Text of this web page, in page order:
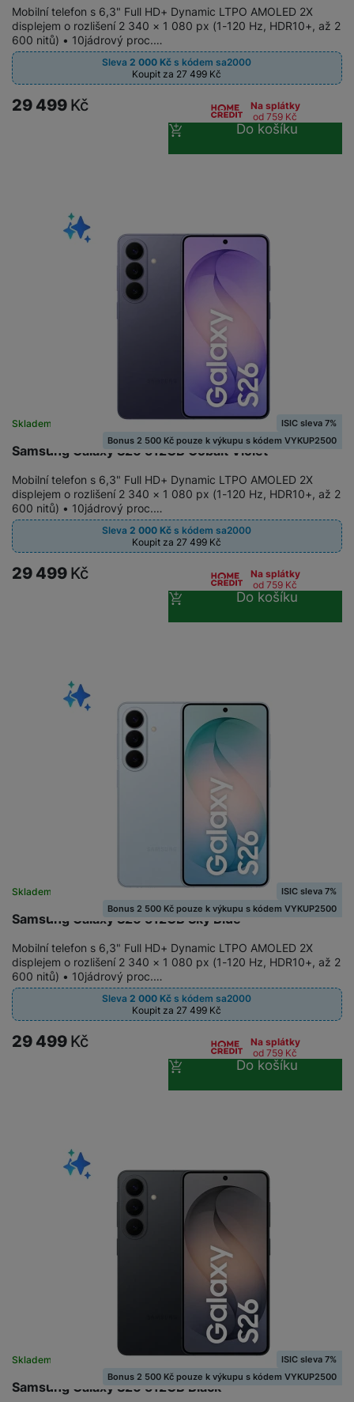
Mobilní telefon s 6,3" Full HD+ Dynamic LTPO AMOLED 2X
displejem o rozlišení 2 340 × 1 080 px (1-120 Hz, HDR10+, až 2
600 nitů) • 10jádrový proc.…
Sleva2 000Kč s kódemsa2000
Koupit za 27 499 Kč
29 499 Kč
Na splátky
od 759 Kč
Do košíku
Samsung Galaxy S26 512GB Cobalt Violet
Skladem na 27 prodejnách
ISIC sleva 7%
Bonus 2 500 Kč pouze k výkupu s kódem VYKUP2500
Mobilní telefon s 6,3" Full HD+ Dynamic LTPO AMOLED 2X
displejem o rozlišení 2 340 × 1 080 px (1-120 Hz, HDR10+, až 2
600 nitů) • 10jádrový proc.…
Sleva2 000Kč s kódemsa2000
Koupit za 27 499 Kč
29 499 Kč
Na splátky
od 759 Kč
Do košíku
Samsung Galaxy S26 512GB Sky Blue
Skladem
ISIC sleva 7%
Bonus 2 500 Kč pouze k výkupu s kódem VYKUP2500
Mobilní telefon s 6,3" Full HD+ Dynamic LTPO AMOLED 2X
displejem o rozlišení 2 340 × 1 080 px (1-120 Hz, HDR10+, až 2
600 nitů) • 10jádrový proc.…
Sleva2 000Kč s kódemsa2000
Koupit za 27 499 Kč
29 499 Kč
Na splátky
od 759 Kč
Do košíku
Samsung Galaxy S26 512GB Black
Skladem na prodejně na 25 prodejnách
ISIC sleva 7%
Bonus 2 500 Kč pouze k výkupu s kódem VYKUP2500